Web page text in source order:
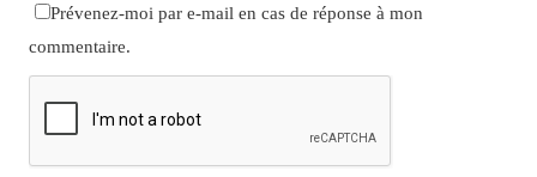
Prévenez-moi par e-mail en cas de réponse à mon
commentaire.